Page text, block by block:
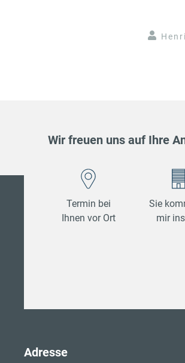
Wir freuen uns auf Ihre
Termin bei
Ihnen vor Ort
Sie
mir
Adresse